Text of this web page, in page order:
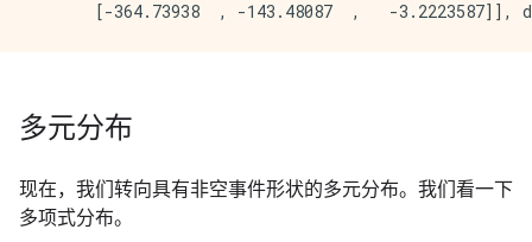
多元分布
现在，我们转向具有非空事件形状的多元分布。我们看一下
多项式分布。